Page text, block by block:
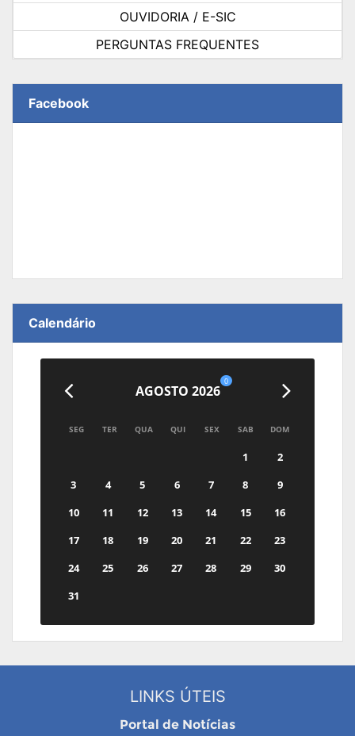
OUVIDORIA / E-SIC
PERGUNTAS FREQUENTES
Facebook
Calendário
AGOSTO 2026
0
SEG TER QUA QUI SEX SAB DOM
1
2
3
4 5 6 7 8
9
10
11 12 13 14 15
16
17
18 19 20 21 22
23
24
25 26 27 28 29
30
31
LINKS ÚTEIS
Portal de Notícias